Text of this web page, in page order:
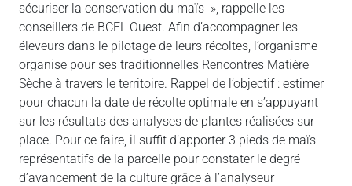
sécuriser la conservation du maïs », rappelle les
conseillers de BCEL Ouest. Afin d’accompagner les
éleveurs dans le pilotage de leurs récoltes, l’organisme
organise pour ses traditionnelles Rencontres Matière
Sèche à travers le territoire. Rappel de l’objectif : estimer
pour chacun la date de récolte optimale en s’appuyant
sur les résultats des analyses de plantes réalisées sur
place. Pour ce faire, il suffit d’apporter 3 pieds de maïs
représentatifs de la parcelle pour constater le degré
d’avancement de la culture grâce à l’analyseur